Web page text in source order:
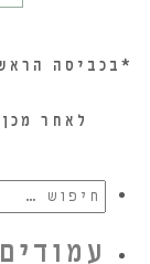
*בכביסה
לאחר מכן,
חיפוש:
עמודים